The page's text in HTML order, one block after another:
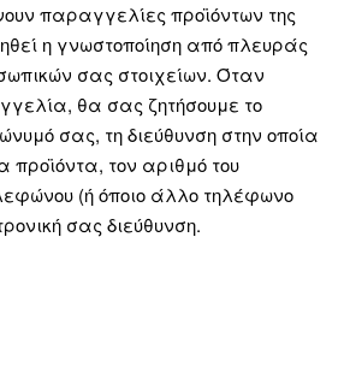
παραγγελίες προϊόντων της
η γνωστοποίηση από πλευράς
σας στοιχείων. Όταν
θα σας ζητήσουμε το
σας, τη διεύθυνση στην οποία
τον αριθμό του
(ή όποιο άλλο τηλέφωνο
σας διεύθυνση.